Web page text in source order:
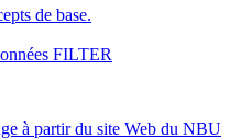
de base.
FILTER
à partir du site Web du NBU